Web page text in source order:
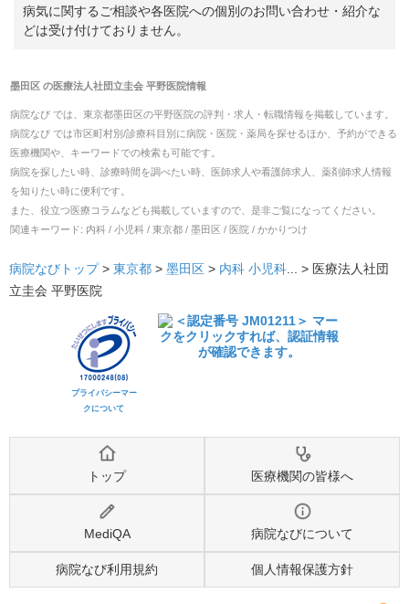
病気に関するご相談や各医院への個別のお問い合わせ・紹介な
どは受け付けておりません。
墨田区の医療法人社団立圭会 平野医院情報
病院なび では、 東京都墨田区の平野医院の評判・求人・転職情報を掲載しています。
病院なび では市区町村別/診療科目別に病院・医院・薬局を探せるほか、予約ができる
医療機関や、キーワードでの検索も可能です。
病院を探したい時、診療時間を調べたい時、医師求人や看護師求人、薬剤師求人情報
を知りたい時に便利です。
また、役立つ医療コラムなども掲載していますので、是非ご覧になってください。
関連キーワード: 内科 / 小児科 / 東京都 / 墨田区 / 医院 / かかりつけ
病院なびトップ > 東京都 > 墨田区 > 内科 小児科... > 医療法人社団
立圭会 平野医院
プライバシーマー
クについて
トップ 医療機関の皆様へ
MediQA 病院なびについて
病院なび利用規約 個人情報保護方針